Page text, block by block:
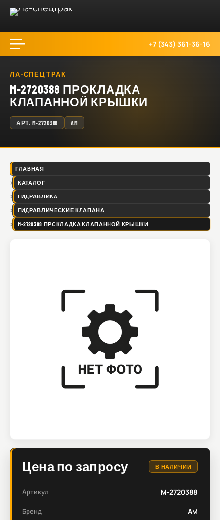
+7 (343) 361-36-16
ЛА-СПЕЦТРАК
M-2720388 ПРОКЛАДКА
КЛАПАННОЙ КРЫШКИ
АРТ. M-2720388 AM
ГЛАВНАЯ
КАТАЛОГ
ГИДРАВЛИКА
ГИДРАВЛИЧЕСКИЕ КЛАПАНА
M-2720388 ПРОКЛАДКА КЛАПАННОЙ КРЫШКИ
Цена по запросу В НАЛИЧИИ
Артикул M-2720388
Бренд AM